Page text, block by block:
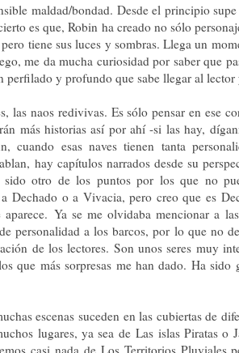
maldad/bondad. Desde el principio
es que, Robin ha creado no sólo
tiene sus luces y sombras. Llega un
me da mucha curiosidad por saber que
y profundo que sabe llegar al lector
las naos redivivas. Es sólo pensar en ese
más historias así por ahí -si las hay,
cuando esas naves tienen tanta
hay capítulos narrados desde su
otro de los puntos por los que no
Dechado o a Vivacia, pero creo que es
Ya se me olvidaba mencionar a
personalidad a los barcos, por lo que no
de los lectores. Son unos seres muy
que más sorpresas me han dado. Ha sido
escenas suceden en las cubiertas de
lugares, ya sea deLas islas Piratas o
casi nada de Los Territorios Pluviales